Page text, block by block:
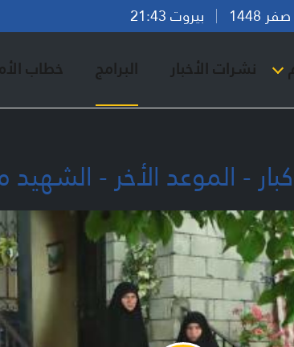
بيروت 21:43
نشرات الأخبار البرامج خطاب
- الموعد الأخر -